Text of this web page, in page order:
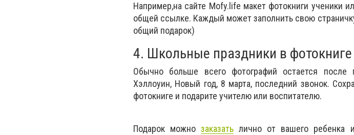
Например,на сайте Mofy.life макет фотокниги ученики
общей ссылке. Каждый может заполнить свою
общий подарок)
4. Школьные праздники в фотокниге
Обычно больше всего фотографий остается после
Хэллоуин, Новый год, 8 марта, последний звонок.
фотокниге и подарите учителю или воспитателю.
Подарок можнозаказать лично от вашего ребенка